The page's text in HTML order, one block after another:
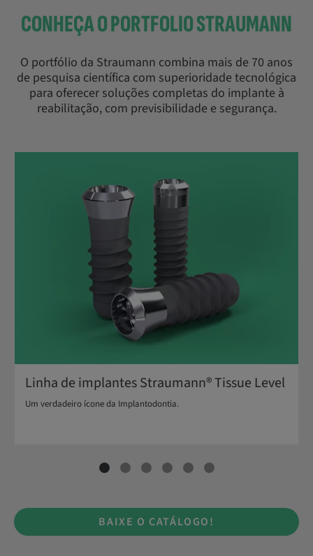
CONHEÇA O PORTFOLIO STRAUMANN
O portfólio da Straumann combina mais de 70 anos
de pesquisa científica com superioridade tecnológica
para oferecer soluções completas do implante à
reabilitação, com previsibilidade e segurança.
Linha de implantes Straumann® Tissue Level
Um verdadeiro ícone da Implantodontia.
BAIXE O CATÁLOGO!